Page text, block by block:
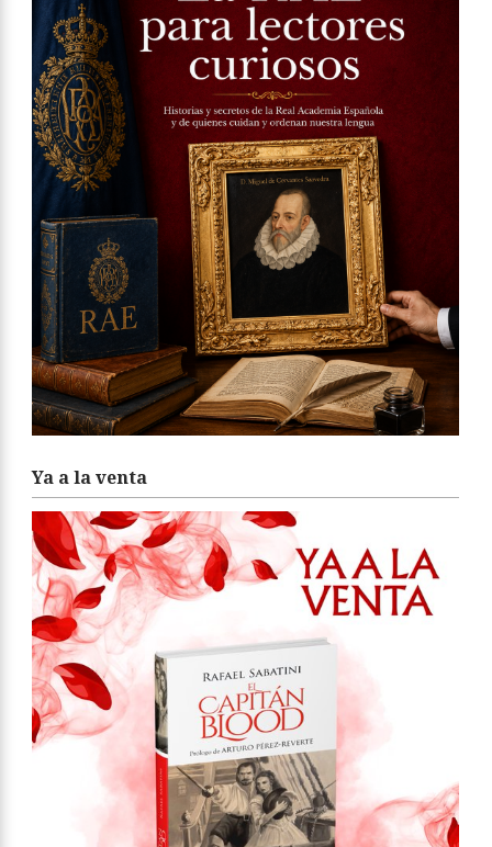
Ya a la venta